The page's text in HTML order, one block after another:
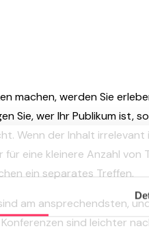
machen, werden Sie
Sie, wer Ihr Publikum ist,
Wenn der Inhalt
eine kleinere Anzahl von
ein separates Treffen.
am ansprechendsten,
sind leichter